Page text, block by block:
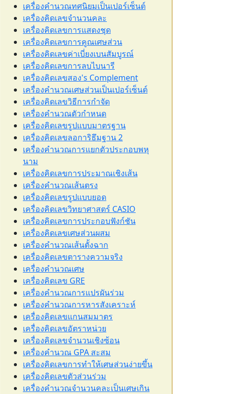
เครื่องคำนวณทศนิยมเป็นเปอร์เซ็นต์
เครื่องคิดเลขจำนวนคละ
เครื่องคิดเลขการแสดงชุด
เครื่องคิดเลขการคูณเศษส่วน
เครื่องคิดเลขค่าเบี่ยงเบนสัมบูรณ์
เครื่องคิดเลขการลบไบนารี
เครื่องคิดเลขสอง's Complement
เครื่องคำนวณเศษส่วนเป็นเปอร์เซ็นต์
เครื่องคิดเลขวิธีการกำจัด
เครื่องคำนวณตัวกำหนด
เครื่องคิดเลขรูปแบบมาตรฐาน
เครื่องคิดเลขลอการิธึมฐาน 2
เครื่องคำนวณการแยกตัวประกอบพหุ
นาม
เครื่องคิดเลขการประมาณเชิงเส้น
เครื่องคำนวณเส้นตรง
เครื่องคิดเลขรูปแบบยอด
เครื่องคิดเลขวิทยาศาสตร์ CASIO
เครื่องคิดเลขการประกอบฟังก์ชัน
เครื่องคิดเลขเศษส่วนผสม
เครื่องคำนวณเส้นตั้งฉาก
เครื่องคิดเลขตารางความจริง
เครื่องคำนวณเศษ
เครื่องคิดเลข GRE
เครื่องคำนวณการแปรผันร่วม
เครื่องคำนวณการหารสังเคราะห์
เครื่องคิดเลขแกนสมมาตร
เครื่องคิดเลขอัตราหน่วย
เครื่องคิดเลขจำนวนเชิงซ้อน
เครื่องคำนวณ GPA สะสม
เครื่องคิดเลขการทำให้เศษส่วนง่ายขึ้น
เครื่องคิดเลขตัวส่วนร่วม
เครื่องคำนวณจำนวนคละเป็นเศษเกิน